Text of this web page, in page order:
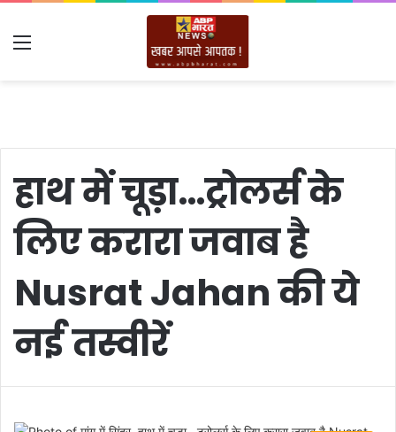
Menu
हाथ में चूड़ा…ट्रोलर्स के
लिए करारा जवाब है
Nusrat Jahan की ये
नई तस्वीरें